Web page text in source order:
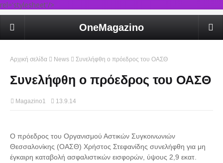
rel='stylesheet'/>
OneMagazino
Αρχική σελίδα News Συνελήφθη ο πρόεδρος του ΟΑΣΘ
Συνελήφθη ο πρόεδρος του ΟΑΣΘ
Magazino1 13.9.14
Ο πρόεδρος του Οργανισμού Αστικών Συγκοινωνιών
Θεσσαλονίκης (ΟΑΣΘ) Χρήστος Στεφανίδης συνελήφθη για μη
έγκαιρη καταβολή ασφαλιστικών εισφορών, ύψους 2,9 εκατ.